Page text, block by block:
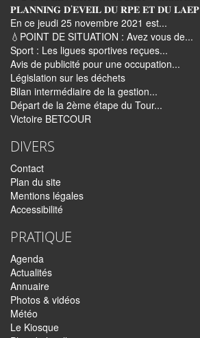
𝐏𝐋𝐀𝐍𝐍𝐈𝐍𝐆 𝐃’𝐄𝐕𝐄𝐈𝐋 𝐃𝐔 𝐑𝐏𝐄 𝐄𝐓 𝐃𝐔 𝐋𝐀𝐄𝐏
En ce jeudi 25 novembre 2021 est...
💧POINT DE SITUATION : Avez vous de...
Sport : Les ligues sportives reçues...
Avis de publicité pour une occupation...
Législation sur les déchets
Bilan intermédiaire de la gestion...
Départ de la 2ème étape du Tour...
Victoire BETCOUR
DIVERS
Contact
Plan du site
Mentions légales
Accessibilité
PRATIQUE
Agenda
Actualités
Annuaire
Photos & vidéos
Météo
Le Kiosque